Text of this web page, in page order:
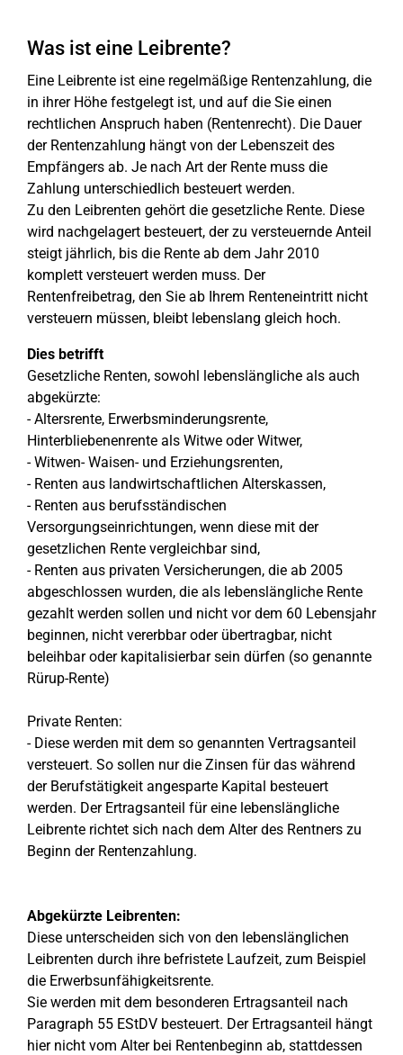
Was ist eine Leibrente?
Eine Leibrente ist eine regelmäßige Rentenzahlung, die
in ihrer Höhe festgelegt ist, und auf die Sie einen
rechtlichen Anspruch haben (Rentenrecht). Die Dauer
der Rentenzahlung hängt von der Lebenszeit des
Empfängers ab. Je nach Art der Rente muss die
Zahlung unterschiedlich besteuert werden.
Zu den Leibrenten gehört die gesetzliche Rente. Diese
wird nachgelagert besteuert, der zu versteuernde Anteil
steigt jährlich, bis die Rente ab dem Jahr 2010
komplett versteuert werden muss. Der
Rentenfreibetrag, den Sie ab Ihrem Renteneintritt nicht
versteuern müssen, bleibt lebenslang gleich hoch.
Dies betrifft
Gesetzliche Renten, sowohl lebenslängliche als auch
abgekürzte:
- Altersrente, Erwerbsminderungsrente,
Hinterbliebenenrente als Witwe oder Witwer,
- Witwen- Waisen- und Erziehungsrenten,
- Renten aus landwirtschaftlichen Alterskassen,
- Renten aus berufsständischen
Versorgungseinrichtungen, wenn diese mit der
gesetzlichen Rente vergleichbar sind,
- Renten aus privaten Versicherungen, die ab 2005
abgeschlossen wurden, die als lebenslängliche Rente
gezahlt werden sollen und nicht vor dem 60 Lebensjahr
beginnen, nicht vererbbar oder übertragbar, nicht
beleihbar oder kapitalisierbar sein dürfen (so genannte
Rürup-Rente)
Private Renten:
- Diese werden mit dem so genannten Vertragsanteil
versteuert. So sollen nur die Zinsen für das während
der Berufstätigkeit angesparte Kapital besteuert
werden. Der Ertragsanteil für eine lebenslängliche
Leibrente richtet sich nach dem Alter des Rentners zu
Beginn der Rentenzahlung.
Abgekürzte Leibrenten:
Diese unterscheiden sich von den lebenslänglichen
Leibrenten durch ihre befristete Laufzeit, zum Beispiel
die Erwerbsunfähigkeitsrente.
Sie werden mit dem besonderen Ertragsanteil nach
Paragraph 55 EStDV besteuert. Der Ertragsanteil hängt
hier nicht vom Alter bei Rentenbeginn ab, stattdessen